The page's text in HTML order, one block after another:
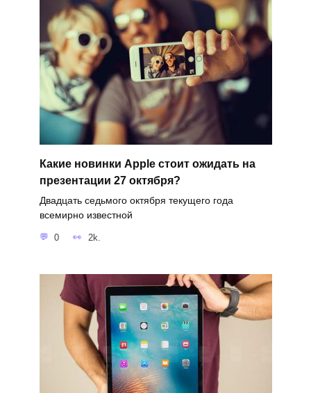
Какие новинки Apple стоит ожидать на
презентации 27 октября?
Двадцать седьмого октября текущего года
всемирно известной
0 2k.